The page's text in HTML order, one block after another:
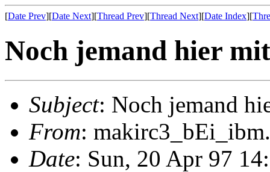
[Date Prev][Date Next][Thread Prev][Thread Next][Date Index][
Noch jemand hier
Subject: Noch jemand
From:
Date: Sun, 20 Apr 97